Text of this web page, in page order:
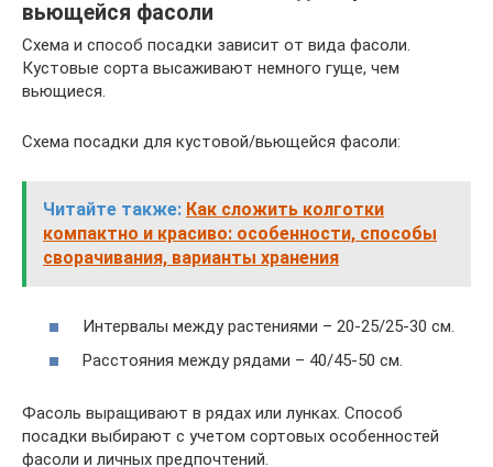
вьющейся фасоли
Схема и способ посадки зависит от вида фасоли.
Кустовые сорта высаживают немного гуще, чем
вьющиеся.
Схема посадки для кустовой/вьющейся фасоли:
Читайте также: Как сложить колготки
компактно и красиво: особенности, способы
сворачивания, варианты хранения
Интервалы между растениями – 20-25/25-30 см.
Расстояния между рядами – 40/45-50 см.
Фасоль выращивают в рядах или лунках. Способ
посадки выбирают с учетом сортовых особенностей
фасоли и личных предпочтений.